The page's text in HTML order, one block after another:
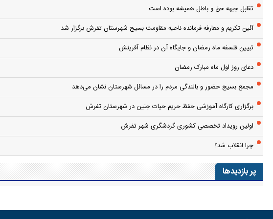
تقابل جبهه حق و باطل همیشه بوده است
آئین تکریم و معارفه فرمانده ناحیه مقاومت بسیج شهرستان تفرش برگزار شد
تبیین فلسفه ماه رمضان و جایگاه آن در نظام آفرینش
دعای روز اول ماه مبارک رمضان
مجمع بسیج حضور و بالندگی مردم را در مسائل شهرستان نشان می‌دهد
برگزاری کارگاه آموزشی حفظ حریم حیات جنین در شهرستان تفرش
اولین رویداد تخصصی کشوری گردشگری شهر تفرش
چرا انقلاب شد؟
پر بازدیدها